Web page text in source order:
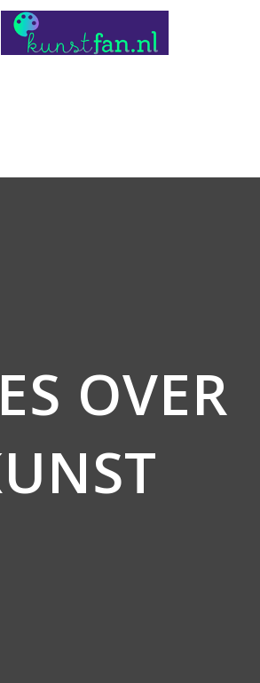
OVER